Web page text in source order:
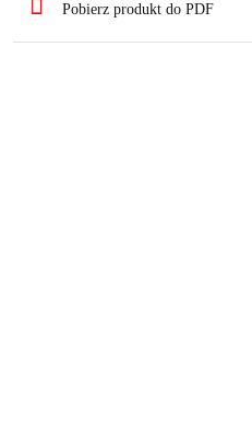
Pobierz produkt do PDF